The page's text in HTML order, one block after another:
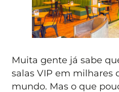
Muita gente já sabe
salas VIP em milhares
mundo. Mas o que